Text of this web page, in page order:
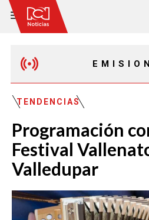
MAÑANA EXPRESS
EMISIÓN
EMISIÓN 11:30 PM
TENDENCIAS
Programación
Festival
Valledupar